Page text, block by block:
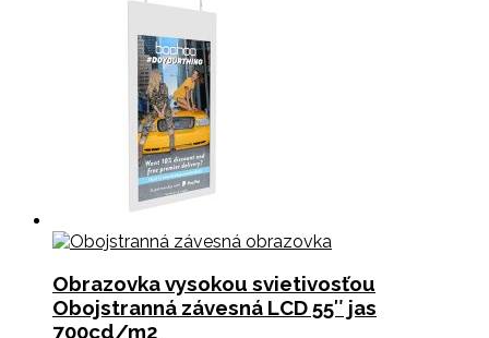
Obrazovka vysokou svietivosťou
Obojstranná závesná LCD 55″ jas
700cd/m2